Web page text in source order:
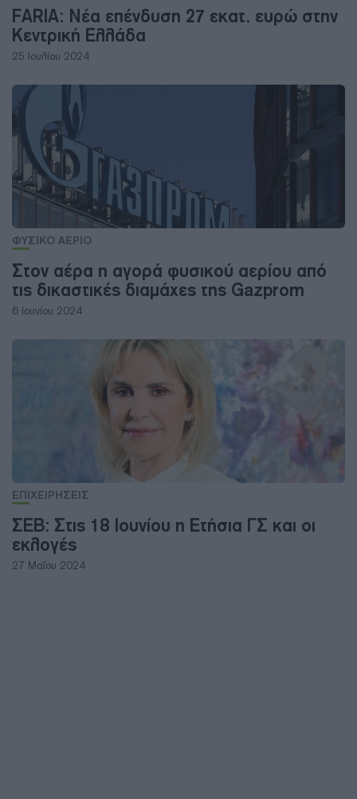
FARIA: Νέα επένδυση 27 εκατ. ευρώ στην
Κεντρική Ελλάδα
25 Ιουλίου 2024
ΦΥΣΙΚΟ ΑΕΡΙΟ
Στον αέρα η αγορά φυσικού αερίου από
τις δικαστικές διαμάχες της Gazprom
6 Ιουνίου 2024
ΕΠΙΧΕΙΡΗΣΕΙΣ
ΣΕΒ: Στις 18 Ιουνίου η Ετήσια ΓΣ και οι
εκλογές
27 Μαΐου 2024